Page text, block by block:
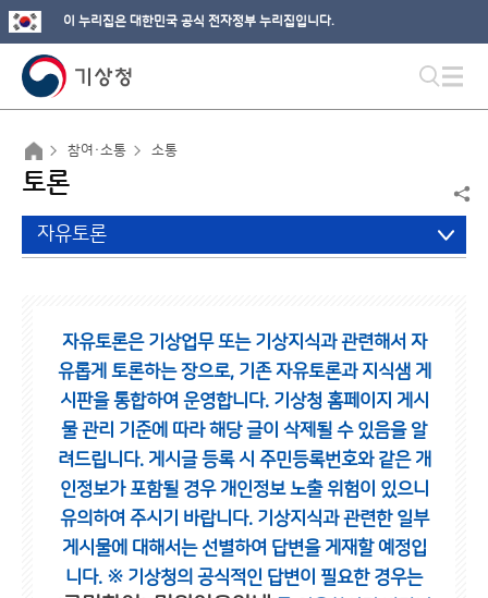
이 누리집은 대한민국 공식 전자정부 누리집입니다.
참여·소통 소통
토론
자유토론
자유토론은 기상업무 또는 기상지식과 관련해서 자
유롭게 토론하는 장으로, 기존 자유토론과 지식샘 게
시판을 통합하여 운영합니다. 기상청 홈페이지 게시
물 관리 기준에 따라 해당 글이 삭제될 수 있음을 알
려드립니다. 게시글 등록 시 주민등록번호와 같은 개
인정보가 포함될 경우 개인정보 노출 위험이 있으니
유의하여 주시기 바랍니다. 기상지식과 관련한 일부
게시물에 대해서는 선별하여 답변을 게재할 예정입
니다. ※ 기상청의 공식적인 답변이 필요한 경우는